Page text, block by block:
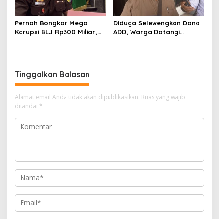
Pernah Bongkar Mega
Korupsi BLJ Rp300 Miliar,
Diduga Selewengkan Dana
ADD, Warga Datangi
Tinggalkan Balasan
Alamat email Anda tidak akan dipublikasikan. Ruas yang wajib
ditandai *